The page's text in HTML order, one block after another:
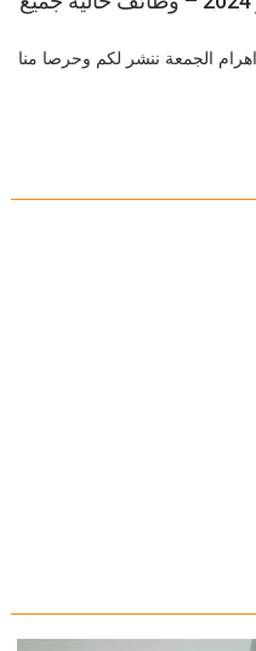
الجمعة ننشر لكم وحرصا منا